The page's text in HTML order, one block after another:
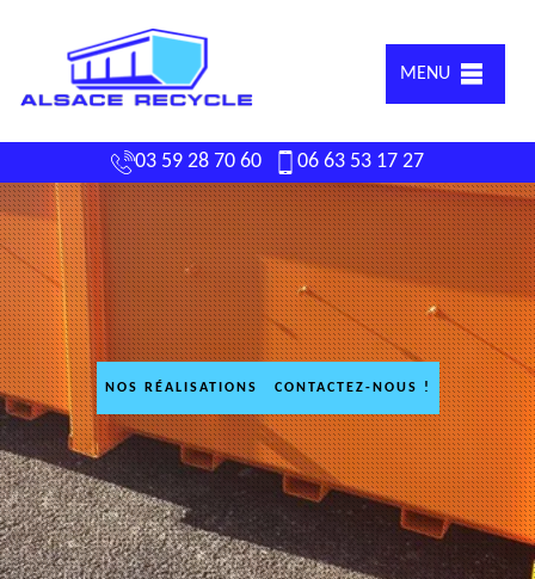
MENU
03 59 28 70 60 06 63 53 17 27
NOS RÉALISATIONS CONTACTEZ-NOUS !